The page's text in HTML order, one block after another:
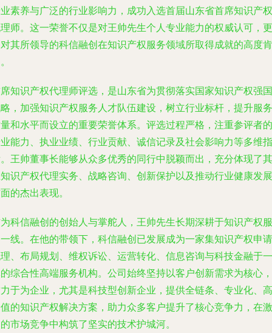
素养与广泛的行业影响力，成功入选首届山东省首席知识产权
师。这一荣誉不仅是对王帅先生个人专业能力的权威认可，更
其所领导的科信融创在知识产权服务领域所取得成就的高度肯
知识产权代理师评选，是山东省为贯彻落实国家知识产权强国
，加强知识产权服务人才队伍建设，树立行业标杆，提升服务
和水平而设立的重要荣誉体系。评选过程严格，注重参评者的
能力、执业业绩、行业贡献、诚信记录及社会影响力等多维指
王帅董事长能够从众多优秀的同行中脱颖而出，充分体现了其
识产权代理实务、战略咨询、创新保护以及推动行业健康发展
的杰出表现。
科信融创的创始人与掌舵人，王帅先生长期深耕于知识产权服
线。在他的带领下，科信融创已发展成为一家集知识产权申请
、布局规划、维权诉讼、运营转化、信息咨询与科技金融于一
综合性高端服务机构。公司始终坚持以客户创新需求为核心，
于为企业，尤其是科技型创新企业，提供全链条、专业化、高
的知识产权解决方案，助力众多客户提升了核心竞争力，在激
市场竞争中构筑了坚实的技术护城河。